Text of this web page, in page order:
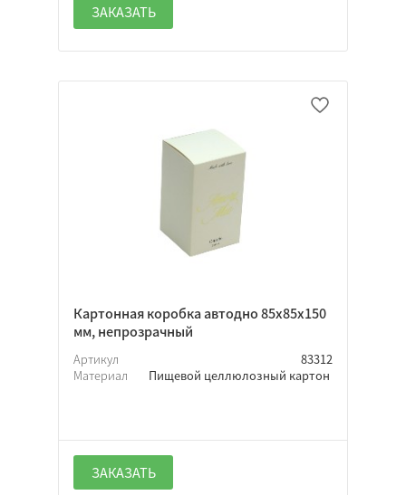
ЗАКАЗАТЬ
Картонная коробка автодно 85х85х150
мм, непрозрачный
Артикул
83312
Материал
Пищевой целлюлозный картон
ЗАКАЗАТЬ